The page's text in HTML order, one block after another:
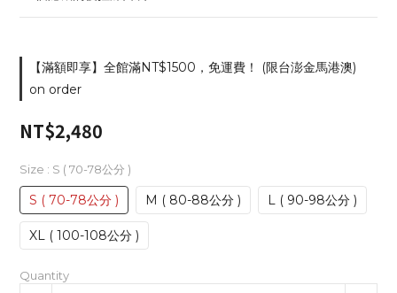
【滿額即享】全館滿NT$1500，免運費！ (限台澎金馬港澳)
on order
NT$2,480
Size : S ( 70-78公分 )
S ( 70-78公分 ) M ( 80-88公分 ) L ( 90-98公分 )
XL ( 100-108公分 )
Quantity